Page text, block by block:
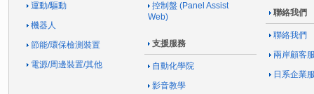
運動/驅動
機器人
節能/環保檢測裝置
電源/周邊裝置/其他
控制盤 (Panel Assist
Web)
支援服務
自動化學院
影音教學
聯絡我們
聯絡我們
兩岸顧客
日系企業